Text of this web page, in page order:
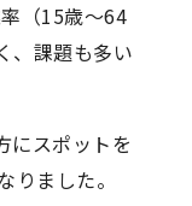
（15歳～64
、課題も多い
にスポットを
ました。